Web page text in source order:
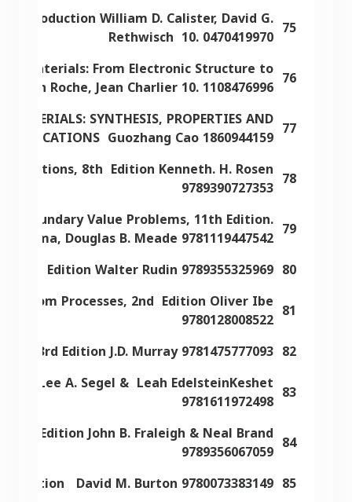
75
Introduction William D. Calister, David G.
Rethwisch 10. 0470419970
76
From Electronic Structure to
Roche, Jean Charlier 10. 1108476996
77
SYNTHESIS, PROPERTIES AND
APPLICATIONS Guozhang Cao 1860944159
78
8th Edition Kenneth. H. Rosen
9789390727353
79
Boundary Value Problems, 11th Edition.
Douglas B. Meade 9781119447542
80
3rd Edition Walter Rudin 9789355325969
81
Processes, 2nd Edition Oliver Ibe
9780128008522
82
3rd Edition J.D. Murray 9781475777093
83
Lee A. Segel & Leah EdelsteinKeshet
9781611972498
84
8th Edition John B. Fraleigh & Neal Brand
9789356067059
85
Edition David M. Burton 9780073383149